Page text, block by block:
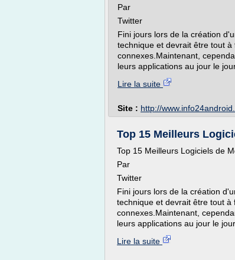
Par
Twitter
Fini jours lors de la création
technique et devrait être tout
connexes.Maintenant,
leurs applications au jour le
Lire la suite
Site : http://
Top 15 Meilleurs
Top 15 Meilleurs Logiciels de
Par
Twitter
Fini jours lors de la création
technique et devrait être tout
connexes.Maintenant,
leurs applications au jour le jour,
Lire la suite